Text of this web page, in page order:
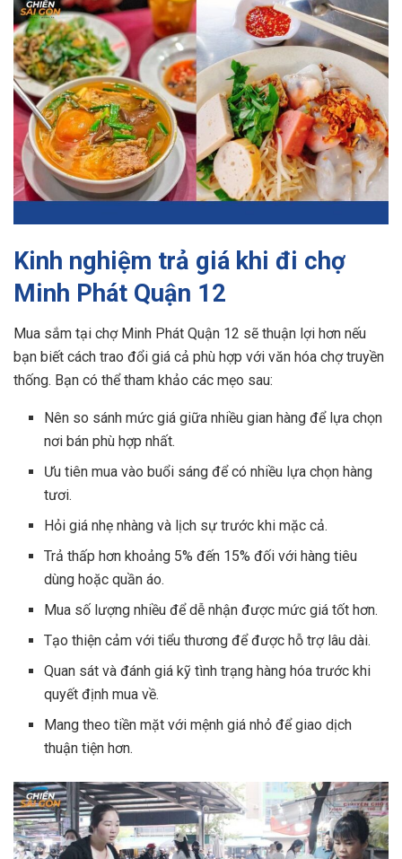
Kinh nghiệm trả giá khi đi chợ
Minh Phát Quận 12
Mua sắm tại chợ Minh Phát Quận 12 sẽ thuận lợi hơn nếu
bạn biết cách trao đổi giá cả phù hợp với văn hóa chợ truyền
thống. Bạn có thể tham khảo các mẹo sau:
Nên so sánh mức giá giữa nhiều gian hàng để lựa chọn
nơi bán phù hợp nhất.
Ưu tiên mua vào buổi sáng để có nhiều lựa chọn hàng
tươi.
Hỏi giá nhẹ nhàng và lịch sự trước khi mặc cả.
Trả thấp hơn khoảng 5% đến 15% đối với hàng tiêu
dùng hoặc quần áo.
Mua số lượng nhiều để dễ nhận được mức giá tốt hơn.
Tạo thiện cảm với tiểu thương để được hỗ trợ lâu dài.
Quan sát và đánh giá kỹ tình trạng hàng hóa trước khi
quyết định mua về.
Mang theo tiền mặt với mệnh giá nhỏ để giao dịch
thuận tiện hơn.